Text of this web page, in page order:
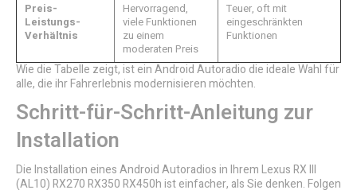
Preis-
Leistungs-
Verhältnis
Hervorragend,
viele Funktionen
zu einem
moderaten Preis
Teuer, oft mit
eingeschränkten
Funktionen
Wie die Tabelle zeigt, ist ein Android Autoradio die ideale Wahl für
alle, die ihr Fahrerlebnis modernisieren möchten.
Schritt-für-Schritt-Anleitung zur
Installation
Die Installation eines Android Autoradios in Ihrem Lexus RX III
(AL10) RX270 RX350 RX450h ist einfacher, als Sie denken. Folgen